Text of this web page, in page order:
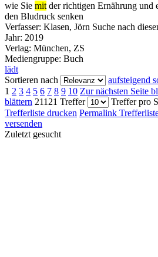
wie Sie mit der richtigen Ernährung und
den Bludruck senken
Verfasser: Klasen, Jörn Suche nach
Jahr: 2019
Verlag: München, ZS
Mediengruppe: Buch
lädt
Sortieren nach
aufsteigend
1 2 3 4 5 6 7 8 9 10 Zur nächsten Seite
blättern 21121 Treffer
Treffer pro
Trefferliste drucken Permalink
versenden
Zuletzt gesucht